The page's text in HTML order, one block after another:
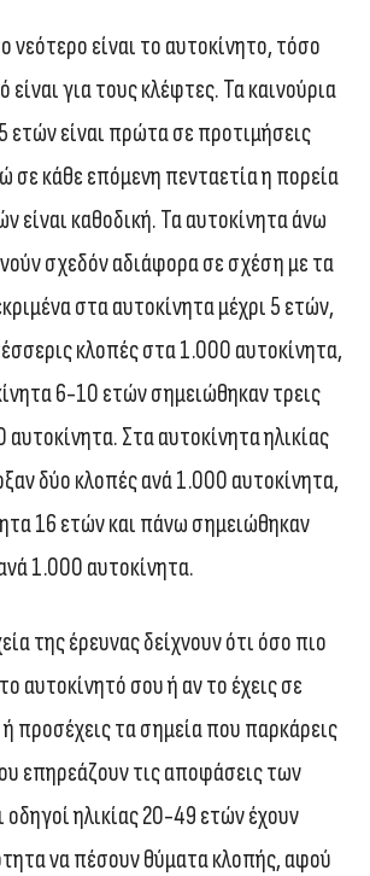
νεότερο είναι το αυτοκίνητο, τόσο
είναι για τους κλέφτες. Τα καινούρια
ετών είναι πρώτα σε προτιμήσεις
σε κάθε επόμενη πενταετία η πορεία
είναι καθοδική. Τα αυτοκίνητα άνω
σχεδόν αδιάφορα σε σχέση με τα
στα αυτοκίνητα μέχρι 5 ετών,
κλοπές στα 1.000 αυτοκίνητα,
6-10 ετών σημειώθηκαν τρεις
Στα αυτοκίνητα ηλικίας
δύο κλοπές ανά 1.000 αυτοκίνητα,
16 ετών και πάνω σημειώθηκαν
1.000 αυτοκίνητα.
της έρευνας δείχνουν ότι όσο πιο
αυτοκίνητό σου ή αν το έχεις σε
προσέχεις τα σημεία που παρκάρεις
επηρεάζουν τις αποφάσεις των
ηλικίας 20-49 ετών έχουν
να πέσουν θύματα κλοπής, αφού